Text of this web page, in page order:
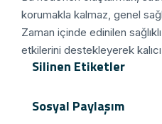
korumakla kalmaz, genel
Zaman içinde edinilen
etkilerini destekleyerek
Silinen Etiketler
Sosyal Paylaşım